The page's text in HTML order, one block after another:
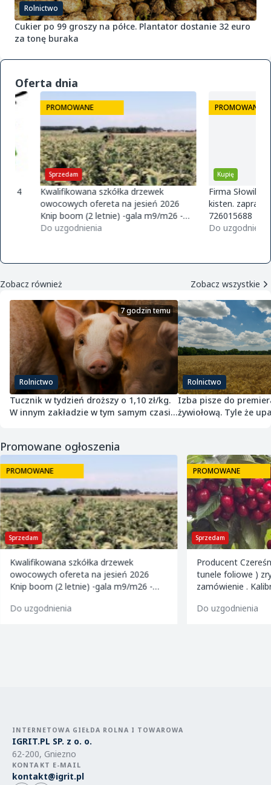
Rolnictwo
Cukier po 99 groszy na półce. Plantator dostanie 32 euro
za tonę buraka
Oferta dnia
Sprzedam
PROMOWANE
Kwalifikowana szkółka drzewek
owocowych ofereta na jesień 2026
Knip boom (2 letnie) -gala m9/m26 -
golden m9 -jeronimo m9/m26 -mutsu
Do uzgodnienia
Kupię
PROMOWANE
Firma Słowik Onions
kisten. zapraszamy
726015688
Do uzgodnienia
Zobacz również Zobacz wszystkie
Rolnictwo
7 godzin temu
Tucznik w tydzień droższy o 1,10 zł/kg.
W innym zakładzie w tym samym czasie
Rolnictwo
Izba pisze do
żywiołową. Tyle że
Promowane ogłoszenia
Sprzedam
PROMOWANE
Kwalifikowana szkółka drzewek
owocowych ofereta na jesień 2026
Knip boom (2 letnie) -gala m9/m26 -
m9 -paulared m9/m2
Do uzgodnienia
Sprzedam
PROMOWANE
Producent
tunele foliowe )
zamówienie . Kalibrowane , chłodzone i
Do uzgodnienia
INTERNETOWA GIEŁDA ROLNA I TOWAROWA
IGRIT.PL SP. z o. o.
62-200, Gniezno
KONTAKT E-MAIL
kontakt@igrit.pl